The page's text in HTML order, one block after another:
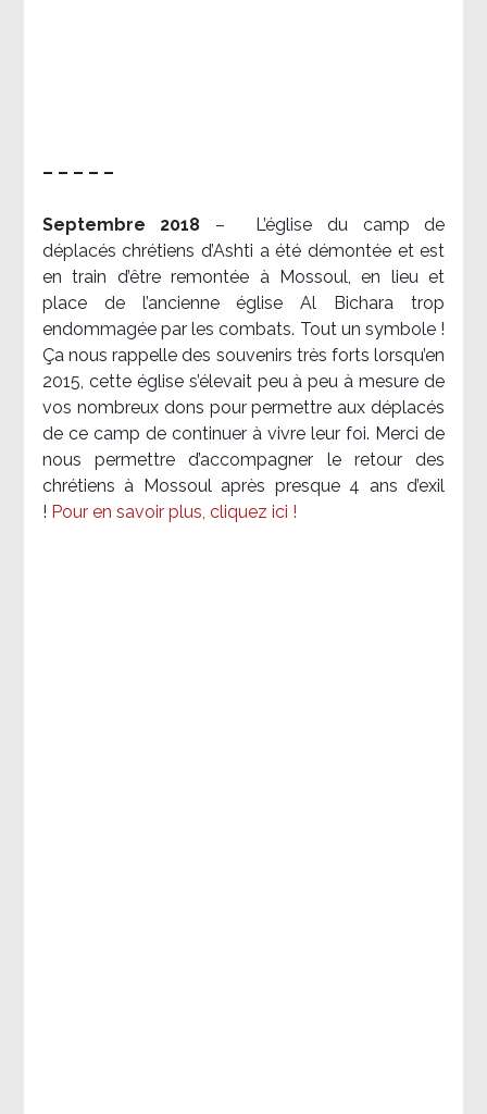
– – – – –
Septembre 2018 –
L’église du camp de
déplacés chrétiens d’Ashti a été démontée et est
en train d’être remontée à Mossoul, en lieu et
place de l’ancienne église Al Bichara trop
endommagée par les combats. Tout un symbole !
Ça nous rappelle des souvenirs très forts lorsqu’en
2015, cette église s’élevait peu à peu à mesure de
vos nombreux dons pour permettre aux déplacés
de ce camp de continuer à vivre leur foi. Merci de
nous permettre d’accompagner le retour des
chrétiens à Mossoul après presque 4 ans d’exil
! Pour en savoir plus, cliquez ici !